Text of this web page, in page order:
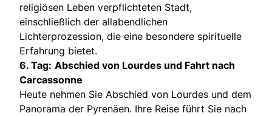
religiösen Leben verpflichteten Stadt,
einschließlich der allabendlichen
Lichterprozession, die eine besondere spirituelle
Erfahrung bietet.
6. Tag: Abschied von Lourdes und Fahrt nach
Carcassonne
Heute nehmen Sie Abschied von Lourdes und dem
Panorama der Pyrenäen. Ihre Reise führt Sie nach